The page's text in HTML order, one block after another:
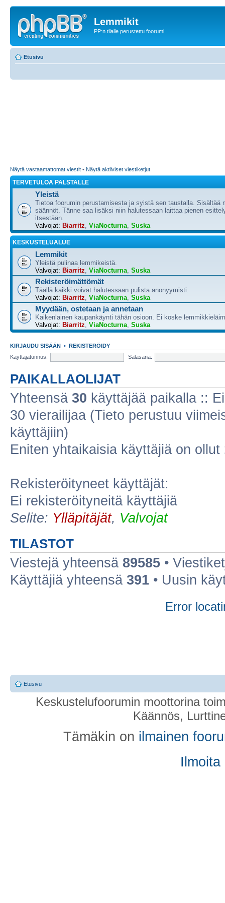
Lemmikit
PP:n tilalle perustettu foorumi
Etusivu
Näytä vastaamattomat viestit • Näytä aktiiviset viestiketjut
TERVETULOA PALSTALLE
Yleistä
Tietoa foorumin perustamisesta ja syistä sen taustalla. Sisältää
säännöt. Tänne saa lisäksi niin halutessaan laittaa pienen
itsestään.
Valvojat: Biarritz, ViaNocturna, Suska
KESKUSTELUALUE
Lemmikit
Yleistä pulinaa lemmikeistä.
Valvojat: Biarritz, ViaNocturna, Suska
Rekisteröimättömät
Täällä kaikki voivat halutessaan pulista anonyymisti.
Valvojat: Biarritz, ViaNocturna, Suska
Myydään, ostetaan ja annetaan
Kaikenlainen kaupankäynti tähän osioon. Ei koske
Valvojat: Biarritz, ViaNocturna, Suska
KIRJAUDU SISÄÄN • REKISTERÖIDY
Käyttäjätunnus:
Salasana:
PAIKALLAOLIJAT
Yhteensä 30 käyttäjää paikalla ::
30 vierailijaa (Tieto perustuu
käyttäjiin)
Eniten yhtaikaisia käyttäjiä on ollut
Rekisteröityneet käyttäjät:
Ei rekisteröityneitä käyttäjiä
Selite: Ylläpitäjät, Valvojat
TILASTOT
Viestejä yhteensä 89585 •
Käyttäjiä yhteensä 391 • Uusin
Error
Etusivu
Keskustelufoorumin moottorina
Käännös,
Tämäkin on ilmainen